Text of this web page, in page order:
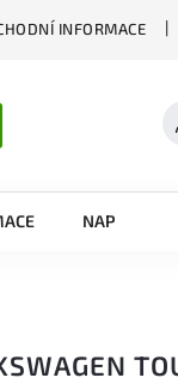
INFORMACE
NAPIŠTE